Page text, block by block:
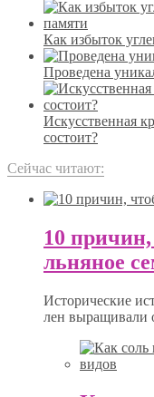
Как избыток
Проведена
Искусственная
состоит?
Сейчас читают:
10
льняное
Исторические
лен выращивали